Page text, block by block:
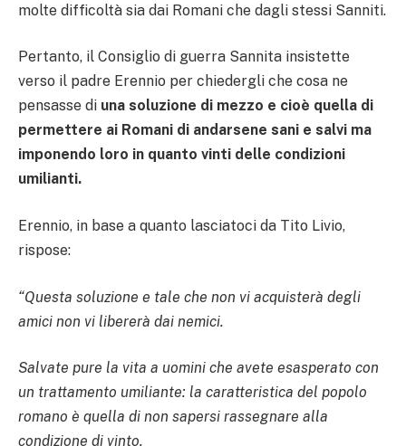
molte difficoltà sia dai Romani che dagli stessi Sanniti.
Pertanto, il Consiglio di guerra Sannita insistette
verso il padre Erennio per chiedergli che cosa ne
pensasse di una soluzione di mezzo e cioè quella di
permettere ai Romani di andarsene sani e salvi ma
imponendo loro in quanto vinti delle condizioni
umilianti.
Erennio, in base a quanto lasciatoci da Tito Livio,
rispose:
“Questa soluzione e tale che non vi acquisterà degli
amici non vi libererà dai nemici.
Salvate pure la vita a uomini che avete esasperato con
un trattamento umiliante: la caratteristica del popolo
romano è quella di non sapersi rassegnare alla
condizione di vinto.